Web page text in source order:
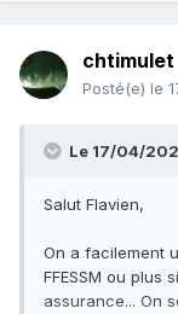
chtimulet
Posté(e) le
Le 17/04/
Salut Flavien,
On a facilement
FFESSM ou plus
assurance... On